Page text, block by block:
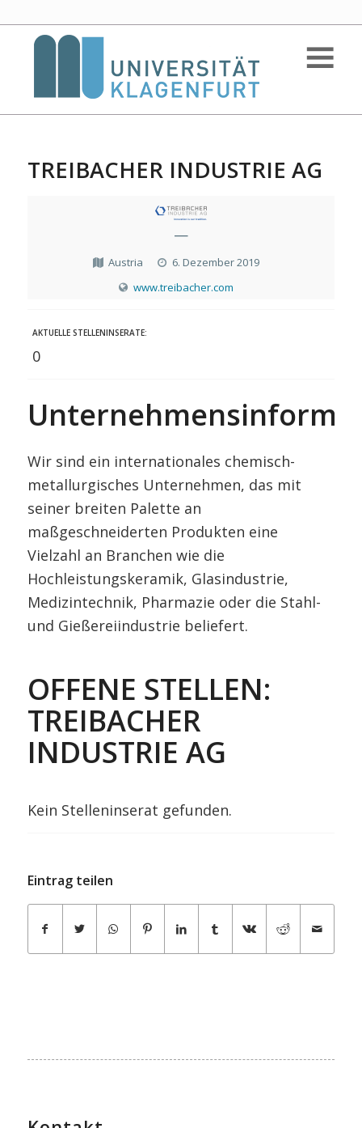
TREIBACHER INDUSTRIE AG
—
Austria
6. Dezember 2019
www.treibacher.com
AKTUELLE STELLENINSERATE:
0
Wir sind ein internationales chemisch-
metallurgisches Unternehmen, das mit
seiner breiten Palette an
maßgeschneiderten Produkten eine
Vielzahl an Branchen wie die
Hochleistungskeramik, Glasindustrie,
Medizintechnik, Pharmazie oder die Stahl-
und Gießereiindustrie beliefert.
OFFENE STELLEN:
TREIBACHER
INDUSTRIE AG
Kein Stelleninserat gefunden.
Eintrag teilen